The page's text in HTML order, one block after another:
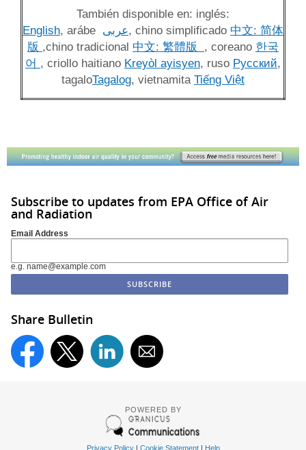
También disponible en: inglés:
English, arábe عربى, chino simplificado 中文: 简体
版 ,chino tradicional 中文: 繁體版 , coreano 한국
어 , criollo haitiano Kreyòl ayisyen, ruso Pусский,
tagaloTagalog, vietnamita Tiếng Việt
Subscribe to updates from EPA Office of Air
and Radiation
Email Address
e.g. name@example.com
Share Bulletin
POWERED BY
Privacy Policy| Cookie Statement| Help